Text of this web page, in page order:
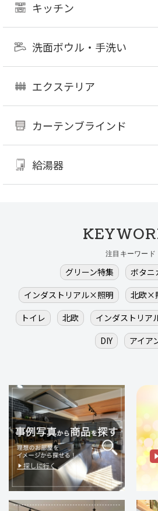
キッチン
洗面ボウル・手洗い
エクステリア
カーテンブラインド
給湯器
注目キーワード
グリーン特集
ボタ
インダストリアル×照明
北欧×
トイレ
北欧 インダストリア
DIY
アイア